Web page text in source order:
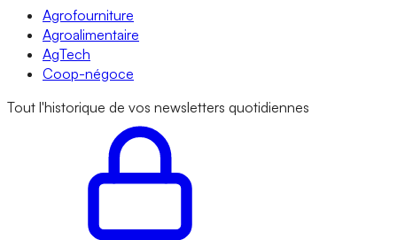
Agrofourniture
Agroalimentaire
AgTech
Coop-négoce
Tout l'historique de vos newsletters quotidiennes